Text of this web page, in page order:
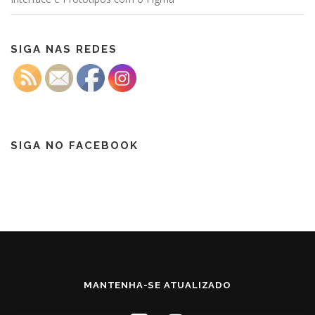
SIGA NAS REDES
SIGA NO FACEBOOK
MANTENHA-SE ATUALIZADO